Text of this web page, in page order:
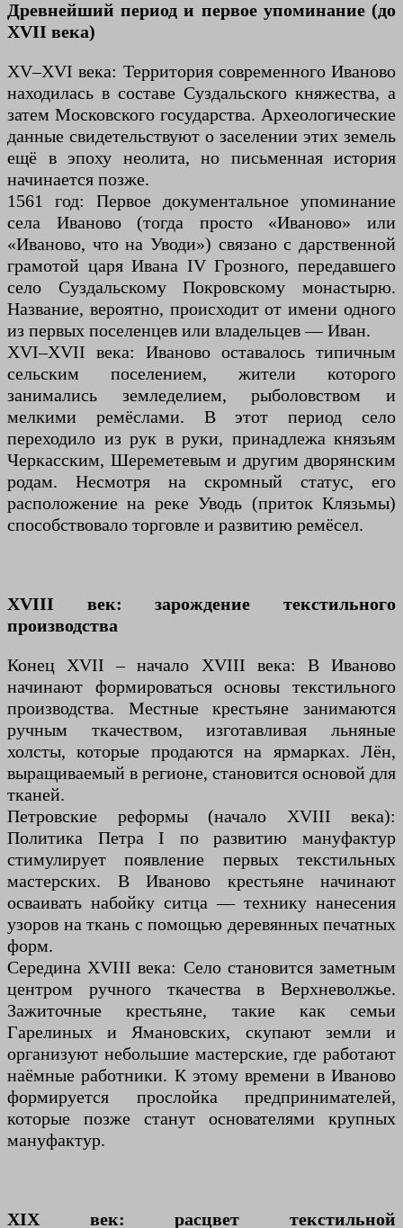
Древнейший период и первое упоминание (до
XVII века)
XV–XVI века: Территория современного Иваново
находилась в составе Суздальского княжества, а
затем Московского государства. Археологические
данные свидетельствуют о заселении этих земель
ещё в эпоху неолита, но письменная история
начинается позже.
1561 год: Первое документальное упоминание
села Иваново (тогда просто «Иваново» или
«Иваново, что на Уводи») связано с дарственной
грамотой царя Ивана IV Грозного, передавшего
село Суздальскому Покровскому монастырю.
Название, вероятно, происходит от имени одного
из первых поселенцев или владельцев — Иван.
XVI–XVII века: Иваново оставалось типичным
сельским поселением, жители которого
занимались земледелием, рыболовством и
мелкими ремёслами. В этот период село
переходило из рук в руки, принадлежа князьям
Черкасским, Шереметевым и другим дворянским
родам. Несмотря на скромный статус, его
расположение на реке Уводь (приток Клязьмы)
способствовало торговле и развитию ремёсел.
XVIII век: зарождение текстильного
производства
Конец XVII – начало XVIII века: В Иваново
начинают формироваться основы текстильного
производства. Местные крестьяне занимаются
ручным ткачеством, изготавливая льняные
холсты, которые продаются на ярмарках. Лён,
выращиваемый в регионе, становится основой для
тканей.
Петровские реформы (начало XVIII века):
Политика Петра I по развитию мануфактур
стимулирует появление первых текстильных
мастерских. В Иваново крестьяне начинают
осваивать набойку ситца — технику нанесения
узоров на ткань с помощью деревянных печатных
форм.
Середина XVIII века: Село становится заметным
центром ручного ткачества в Верхневолжье.
Зажиточные крестьяне, такие как семьи
Гарелиных и Ямановских, скупают земли и
организуют небольшие мастерские, где работают
наёмные работники. К этому времени в Иваново
формируется прослойка предпринимателей,
которые позже станут основателями крупных
мануфактур.
XIX век: расцвет текстильной